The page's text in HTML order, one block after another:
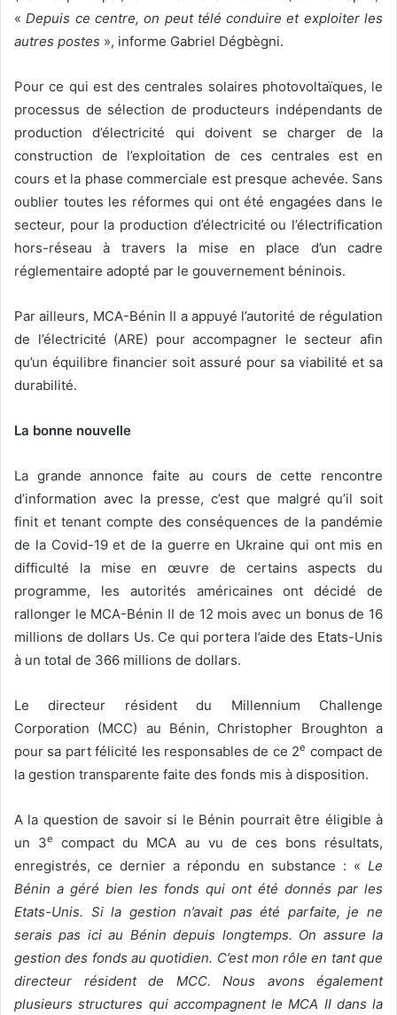
«Depuis ce centre, on peut télé conduire et exploiter les
autres postes », informe Gabriel Dégbègni.
Pour ce qui est des centrales solaires photovoltaïques, le
processus de sélection de producteurs indépendants de
production d’électricité qui doivent se charger de la
construction de l’exploitation de ces centrales est en
cours et la phase commerciale est presque achevée. Sans
oublier toutes les réformes qui ont été engagées dans le
secteur, pour la production d’électricité ou l’électrification
hors-réseau à travers la mise en place d’un cadre
réglementaire adopté par le gouvernement béninois.
Par ailleurs, MCA-Bénin II a appuyé l’autorité de régulation
de l’électricité (ARE) pour accompagner le secteur afin
qu’un équilibre financier soit assuré pour sa viabilité et sa
durabilité.
La bonne nouvelle
La grande annonce faite au cours de cette rencontre
d’information avec la presse, c’est que malgré qu’il soit
finit et tenant compte des conséquences de la pandémie
de la Covid-19 et de la guerre en Ukraine qui ont mis en
difficulté la mise en œuvre de certains aspects du
programme, les autorités américaines ont décidé de
rallonger le MCA-Bénin II de 12 mois avec un bonus de 16
millions de dollars Us. Ce qui portera l’aide des Etats-Unis
à un total de 366 millions de dollars.
Le directeur résident du Millennium Challenge
Corporation (MCC) au Bénin, Christopher Broughton a
pour sa part félicité les responsables de ce 2e compact de
la gestion transparente faite des fonds mis à disposition.
A la question de savoir si le Bénin pourrait être éligible à
un 3e
compact du MCA au vu de ces bons résultats,
enregistrés, ce dernier a répondu en substance : « Le
Bénin a géré bien les fonds qui ont été donnés par les
Etats-Unis. Si la gestion n’avait pas été parfaite, je ne
serais pas ici au Bénin depuis longtemps. On assure la
gestion des fonds au quotidien. C’est mon rôle en tant que
directeur résident de MCC. Nous avons également
plusieurs structures qui accompagnent le MCA II dans la